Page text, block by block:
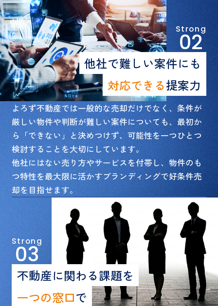
Strong
02
他社で難しい案件にも
対応できる提案力
よろず不動産では一般的な売却だけでなく、条件が
厳しい物件や判断が難しい案件についても、最初か
ら「できない」と決めつけず、可能性を一つひとつ
検討することを大切にしています。
他社にはない売り方やサービスを付帯し、物件のも
つ特性を最大限に活かすブランディングで好条件売
却を目指せます。
Strong
03
不動産に関わる課題を
一つの窓口で